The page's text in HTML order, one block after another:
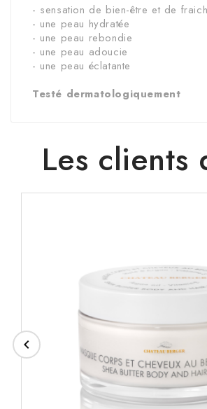
- sensation de bien-être et de
- une peau hydratée
- une peau rebondie
- une peau adoucie
- une peau éclatante
Testé dermatologiquement
Les
